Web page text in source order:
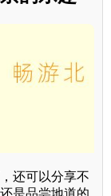
还可以分享不
是品尝地道的